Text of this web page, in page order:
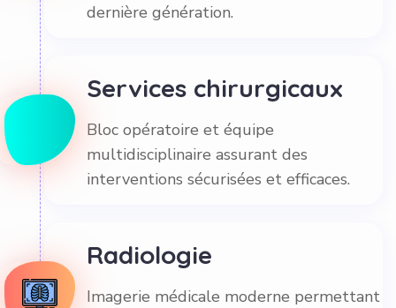
dernière génération.
Services chirurgicaux
Bloc opératoire et équipe
multidisciplinaire assurant des
interventions sécurisées et efficaces.
Radiologie
Imagerie médicale moderne permettant